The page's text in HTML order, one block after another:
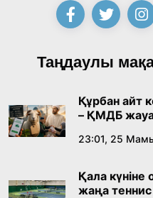
Таңдаулы
Құрбан айт
– ҚМДБ
23:01, 25
Қала
жаңа